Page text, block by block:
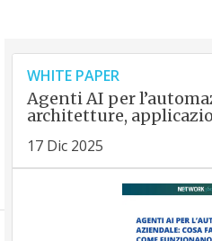
WHITE PAPER
Agenti AI per
architetture,
17 Dic 2025